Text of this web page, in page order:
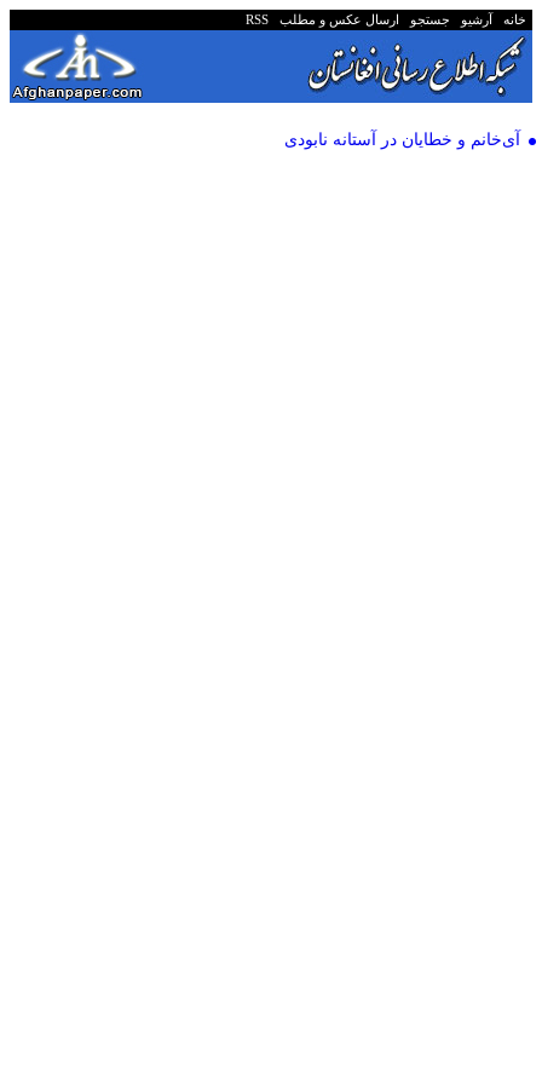
خانه آرشیو جستجو ارسال عکس و مطلب RSS
آی‌خانم و خطایان در آستانه نابودی